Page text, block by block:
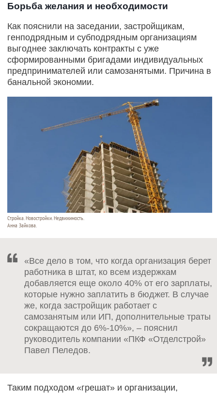
Борьба желания и необходимости
Как пояснили на заседании, застройщикам,
генподрядным и субподрядным организациям
выгоднее заключать контракты с уже
сформированными бригадами индивидуальных
предпринимателей или самозанятыми. Причина в
банальной экономии.
Стройка. Новостройки. Недвижимость.
Анна Зайкова.
«Все дело в том, что когда организация берет
работника в штат, ко всем издержкам
добавляется еще около 40% от его зарплаты,
которые нужно заплатить в бюджет. В случае
же, когда застройщик работает с
самозанятым или ИП, дополнительные траты
сокращаются до 6%-10%», – пояснил
руководитель компании «ПКФ «Отделстрой»
Павел Пеледов.
Таким подходом «грешат» и организации,